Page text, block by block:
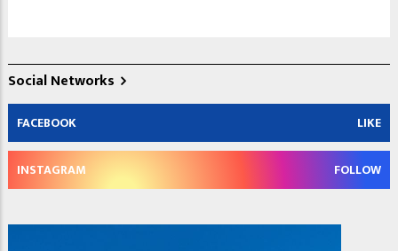
Social Networks
FACEBOOK LIKE
INSTAGRAM FOLLOW